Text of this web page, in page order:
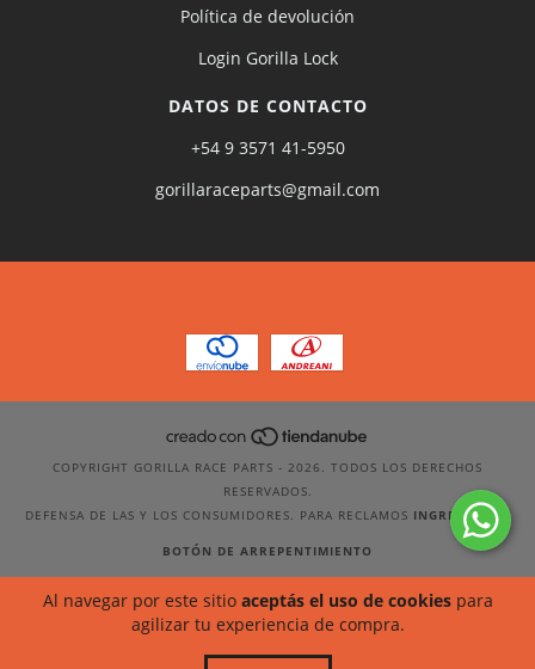
Al navegar por este sitio aceptás el uso de cookiespara
agilizar tu experiencia de compra.
Política de devolución
Login Gorilla Lock
DATOS DE CONTACTO
+54 9 3571 41-5950
gorillaraceparts@gmail.com
COPYRIGHT GORILLA RACE PARTS - 2026. TODOS LOS DERECHOS
RESERVADOS.
DEFENSA DE LAS Y LOS CONSUMIDORES. PARA RECLAMOS INGRESÁ ACÁ.
BOTÓN DE ARREPENTIMIENTO